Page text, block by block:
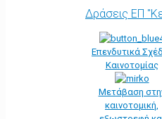
Δράσεις ΕΠ
Επενδυτικά
Καινοτομίας
Μετάβαση
καινοτομική,